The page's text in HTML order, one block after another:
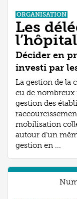
ORGANISATION
Les
l’hôpital
Décider en
investi par
La gestion de la
eu de nombreux
gestion des
mobilisation
autour d’un
gestion en ...